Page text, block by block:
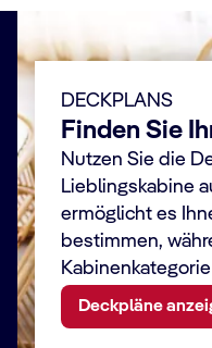
DECKPLANS
Finden Sie
Nutzen Sie die
Lieblingskabine
ermöglicht es
bestimmen,
Deckpläne